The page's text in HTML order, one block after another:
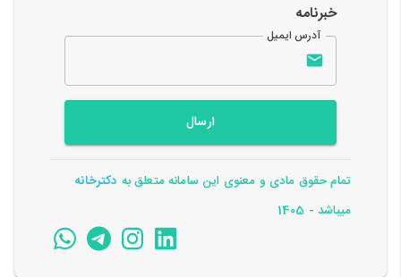
خبرنامه
آدرس ایمیل
ارسال
تمام حقوق مادی و معنوی این سامانه متعلق به دکترخانه
میباشد - 1405